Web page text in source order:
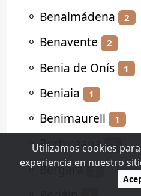
⚬ Benalmádena 2
⚬ Benavente 2
⚬ Benia de Onís 1
⚬ Beniaia 1
⚬ Benimaurell 1
⚬Berbinzana 1
⚬Bergara 2
Utilizamos cookies
experiencia en nuestro